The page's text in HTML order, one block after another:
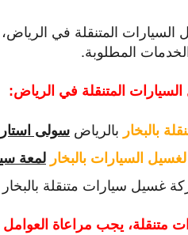
المتنقلة في
المطلوبة.
المتنقلة في الرياض:
بالبخار بالرياضسولى استار
السيارات بالبخار لمعة
غسيل سيارات متنقلة بالبخار
يجب مراعاة العوامل